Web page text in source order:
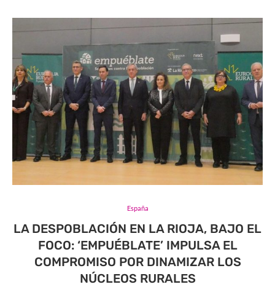
España
LA DESPOBLACIÓN EN LA RIOJA, BAJO EL
FOCO: ‘EMPUÉBLATE’ IMPULSA EL
COMPROMISO POR DINAMIZAR LOS
NÚCLEOS RURALES